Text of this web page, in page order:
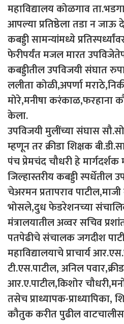
महाविद्यालय कोळगाव
आपल्या प्रतिष्ठेला तडा न
कबड्डी सामन्यांमध्ये
फेरीपर्यंत मजल मारत
कबड्डीतील उपविजयी संघात
ललीता कोळी,अपर्णा
मोरे,मनीषा करंकाळ,फरहाना
केला.
उपविजयी मुलींच्या संघास
म्हणून तर क्रीडा शिक्षक
पंच प्रेमचंद चौधरी हे
जिल्हास्तरीय कबड्डी
चेअरमन प्रतापराव
भोसले,दुध फेडरेशनच्या
मंत्रालयातील अव्वर सचिव
पतपेढीचे संचालक जगदीश
महाविद्यालयाचे प्राचार्य
टी.एस.पाटील, अनिल
आर.ए.पाटील,किशोर
तसेच प्राध्यापक-प्राध्यापिका,
कौतुक करीत पुढील